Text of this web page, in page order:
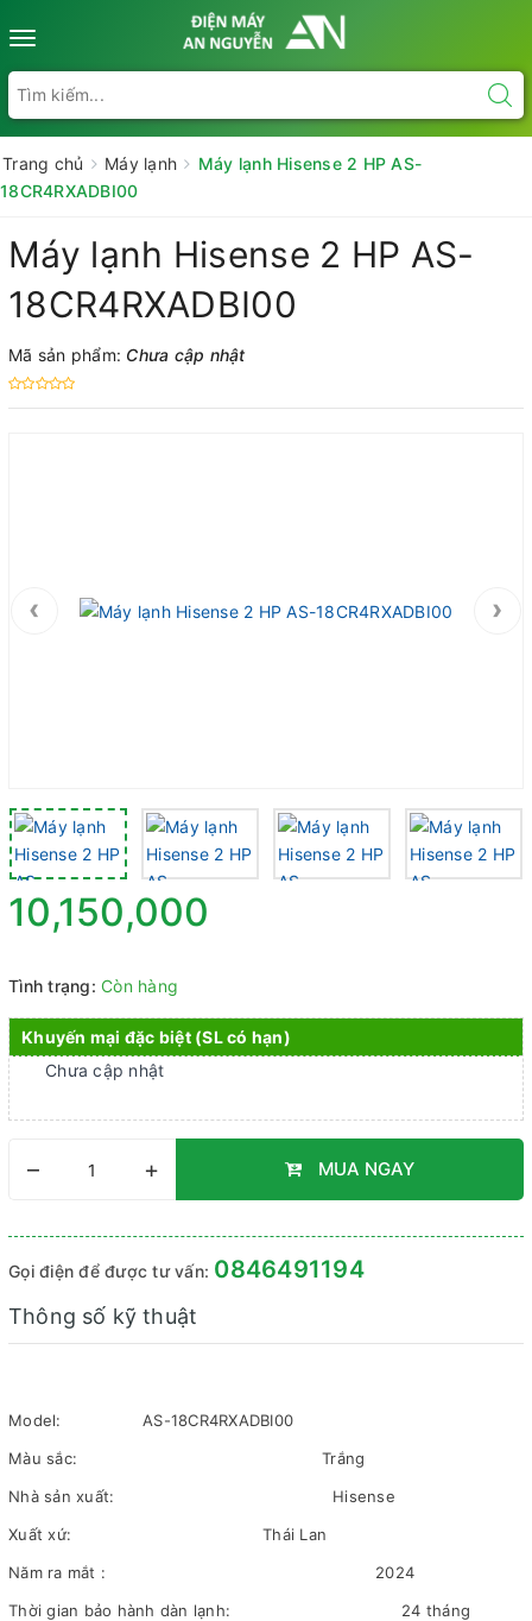
Toggle
Trang chủ Máy lạnh
Máy lạnh Hisense 2 HP AS-
18CR4RXADBI00
Máy lạnh Hisense 2 HP AS-
18CR4RXADBI00
Mã sản phẩm: Chưa cập nhật
‹ ›
10,150,000
Tình trạng: Còn hàng
Khuyến mại đặc biệt (SL có hạn)
Chưa cập nhật
– + MUA NGAY
Gọi điện để được tư vấn: 0846491194
Thông số kỹ thuật
Model:
AS-18CR4RXADBI00
Màu sắc:
Trắng
Nhà sản xuất:
Hisense
Xuất xứ:
Thái Lan
Năm ra mắt :
2024
Thời gian bảo hành dàn lạnh:
24 tháng